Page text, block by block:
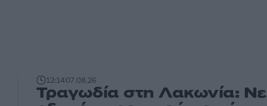
12:1407.08.26
Τραγωδία στη Λακωνία: